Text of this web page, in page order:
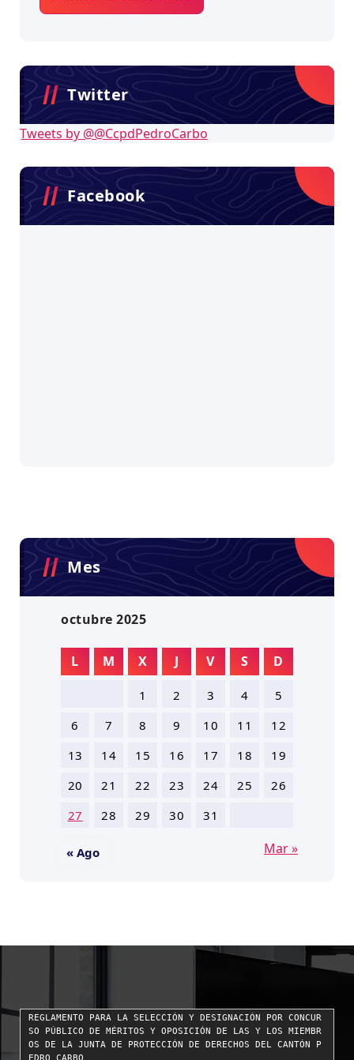
Twitter
Tweets by @@CcpdPedroCarbo
Facebook
Mes
octubre 2025
L M X J V S D
1 2 3 4
5
6
7 8 9 10 11
12
13
14 15 16 17 18
19
20
21 22 23 24 25
26
27
28 29 30 31
« Ago Mar »
REGLAMENTO PARA LA SELECCIÓN Y DESIGNACIÓN POR CONCUR
SO PÚBLICO DE MÉRITOS Y OPOSICIÓN DE LAS Y LOS MIEMBR
OS DE LA JUNTA DE PROTECCIÓN DE DERECHOS DEL CANTÓN P
EDRO CARBO